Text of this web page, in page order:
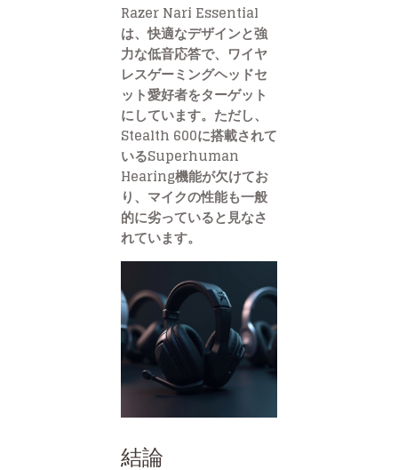
Razer Nari Essential
は、快適なデザインと強
力な低音応答で、ワイヤ
レスゲーミングヘッドセ
ット愛好者をターゲット
にしています。ただし、
Stealth 600に搭載されて
いるSuperhuman
Hearing機能が欠けてお
り、マイクの性能も一般
的に劣っていると見なさ
れています。
結論